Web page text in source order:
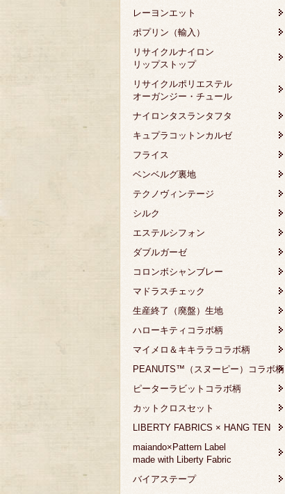
レーヨンエット
ポプリン（輸入）
リサイクルナイロン
リップストップ
リサイクルポリエステル
オーガンジー・チュール
ナイロンタスランタフタ
キュプラコットンカルゼ
フライス
ベンベルグ裏地
テクノヴィンテージ
シルク
エステルシフォン
ダブルガーゼ
コロンボシャンブレー
マドラスチェック
生産終了（廃盤）生地
ハローキティコラボ柄
マイメロ＆キキララコラボ柄
PEANUTS™（スヌーピー）コラボ柄
ピーターラビットコラボ柄
カットクロスセット
LIBERTY FABRICS × HANG TEN
maiando×Pattern Label
made with Liberty Fabric
バイアステープ